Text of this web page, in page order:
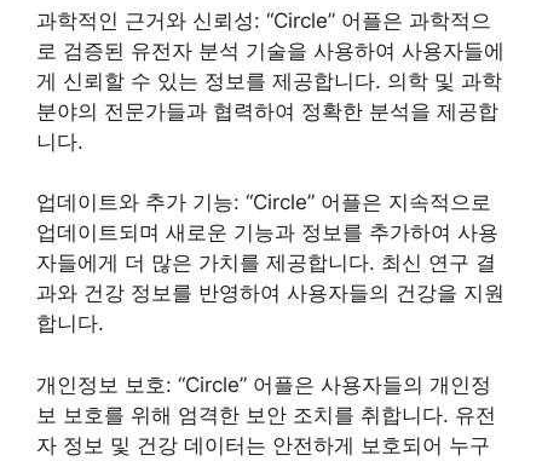
과학적인 근거와 신뢰성: “Circle” 어플은 과학적으
로 검증된 유전자 분석 기술을 사용하여 사용자들에
게 신뢰할 수 있는 정보를 제공합니다. 의학 및 과학
분야의 전문가들과 협력하여 정확한 분석을 제공합
니다.
업데이트와 추가 기능: “Circle” 어플은 지속적으로
업데이트되며 새로운 기능과 정보를 추가하여 사용
자들에게 더 많은 가치를 제공합니다. 최신 연구 결
과와 건강 정보를 반영하여 사용자들의 건강을 지원
합니다.
개인정보 보호: “Circle” 어플은 사용자들의 개인정
보 보호를 위해 엄격한 보안 조치를 취합니다. 유전
자 정보 및 건강 데이터는 안전하게 보호되어 누구